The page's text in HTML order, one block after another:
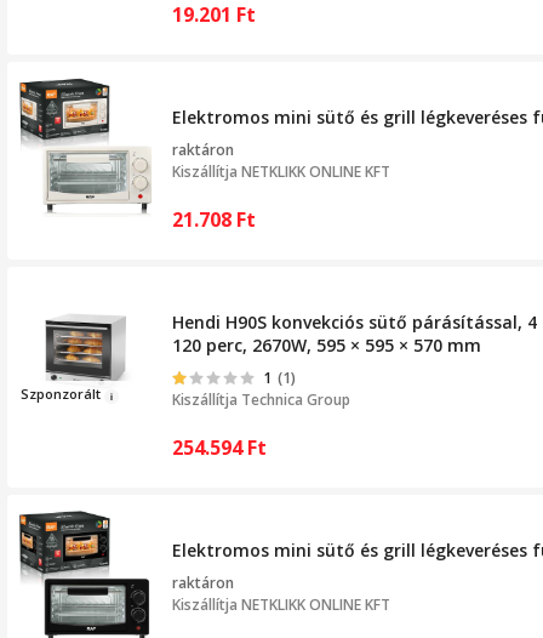
19.201 Ft
Elektromos mini sütő és grill légkeveréses
raktáron
Kiszállítja NETKLIKK ONLINE KFT
21.708 Ft
Szponzorált
Hendi H90S konvekciós sütő
120 perc, 2670W, 595 × 595 × 570 mm
1 (1)
Kiszállítja Technica Group
254.594Ft
Elektromos mini sütő és grill légkeveréses
raktáron
Kiszállítja NETKLIKK ONLINE KFT